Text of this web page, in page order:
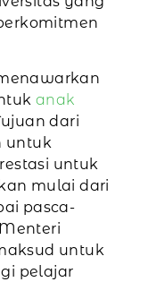
anak
dari
untuk
untuk
mulai dari
pasca-
untuk
pelajar